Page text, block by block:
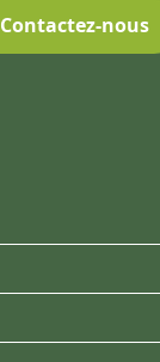
Contactez-nous